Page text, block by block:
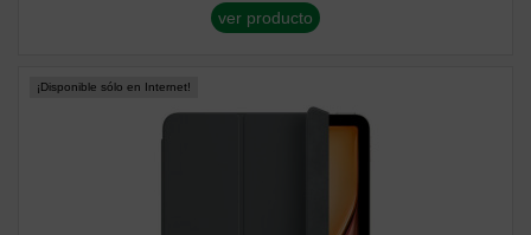
ver producto
¡Disponible sólo en Internet!